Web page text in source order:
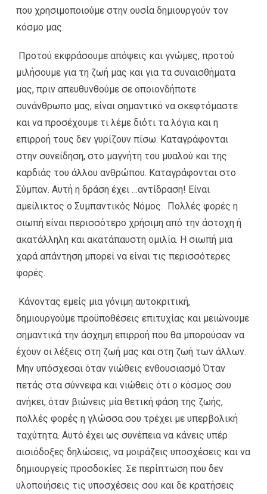
που χρησιμοποιούμε στην ουσία δημιουργούν τον
κόσμο μας.
Προτού εκφράσουμε απόψεις και γνώμες, προτού
μιλήσουμε για τη ζωή μας και για τα συναισθήματα
μας, πριν απευθυνθούμε σε οποιονδήποτε
συνάνθρωπο μας, είναι σημαντικό να σκεφτόμαστε
και να προσέχουμε τι λέμε διότι τα λόγια και η
επιρροή τους δεν γυρίζουν πίσω. Καταγράφονται
στην συνείδηση, στο μαγνήτη του μυαλού και της
καρδιάς του άλλου ανθρώπου. Καταγράφονται στο
Σύμπαν. Αυτή η δράση έχει …αντίδραση! Είναι
αμείλικτος ο Συμπαντικός Νόμος. Πολλές φορές η
σιωπή είναι περισσότερο χρήσιμη από την άστοχη ή
ακατάλληλη και ακατάπαυστη ομιλία. Η σιωπή μια
χαρά απάντηση μπορεί να είναι τις περισσότερες
φορές.
Κάνοντας εμείς μια γόνιμη αυτοκριτική,
δημιουργούμε προϋποθέσεις επιτυχίας και μειώνουμε
σημαντικά την άσχημη επιρροή που θα μπορούσαν να
έχουν οι λέξεις στη ζωή μας και στη ζωή των άλλων.
Μην υπόσχεσαι όταν νιώθεις ενθουσιασμό Όταν
πετάς στα σύννεφα και νιώθεις ότι ο κόσμος σου
ανήκει, όταν βιώνεις μία θετική φάση της ζωής,
πολλές φορές η γλώσσα σου τρέχει με υπερβολική
ταχύτητα. Αυτό έχει ως συνέπεια να κάνεις υπέρ
αισιόδοξες δηλώσεις, να μοιράζεις υποσχέσεις και να
δημιουργείς προσδοκίες. Σε περίπτωση που δεν
υλοποιήσεις τις υποσχέσεις σου και δε κρατήσεις